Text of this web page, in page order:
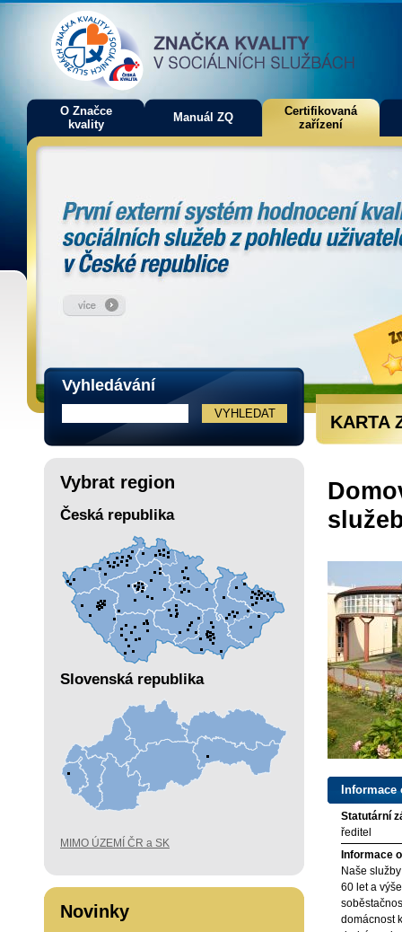
O Značce
kvality
Manuál ZQ
Certifikovaná
zařízení
Vyhledávání
Vybrat region
Česká republika
Slovenská republika
MIMO ÚZEMÍ ČR a SK
Novinky
KARTA
Statutární
ředitel
Informace
Naše
60 let a
domácnost